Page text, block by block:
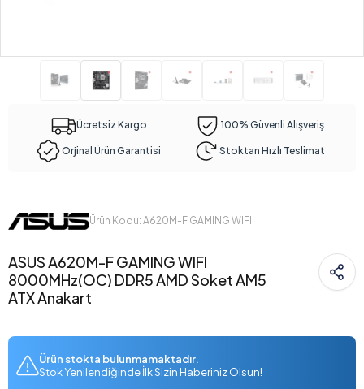
Ücretsiz Kargo 100% Güvenli Alışveriş
Orjinal Ürün Garantisi Stoktan Hızlı Teslimat
Ürün Kodu: A620M-F GAMING WIFI
ASUS A620M-F GAMING WIFI
8000MHz(OC) DDR5 AMD Soket AM5
ATX Anakart
Ürün stokta bulunmamaktadır.
Stok Yenilendiğinde İlk Sizin Haberiniz Olsun!